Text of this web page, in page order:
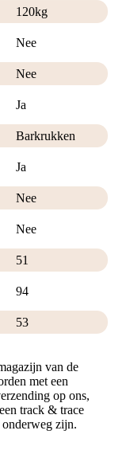
120kg
Nee
Nee
Ja
Barkrukken
Ja
Nee
Nee
51
94
53
van de
met een
op ons,
track & trace
onderweg zijn.